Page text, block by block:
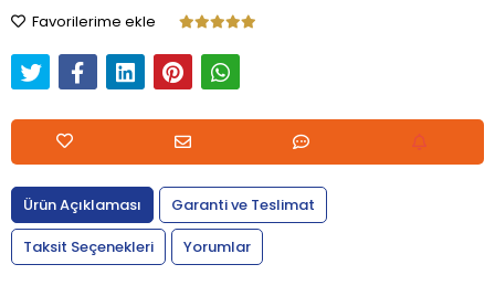
Favorilerime ekle
Ürün Açıklaması
Garanti ve Teslimat
Taksit Seçenekleri
Yorumlar